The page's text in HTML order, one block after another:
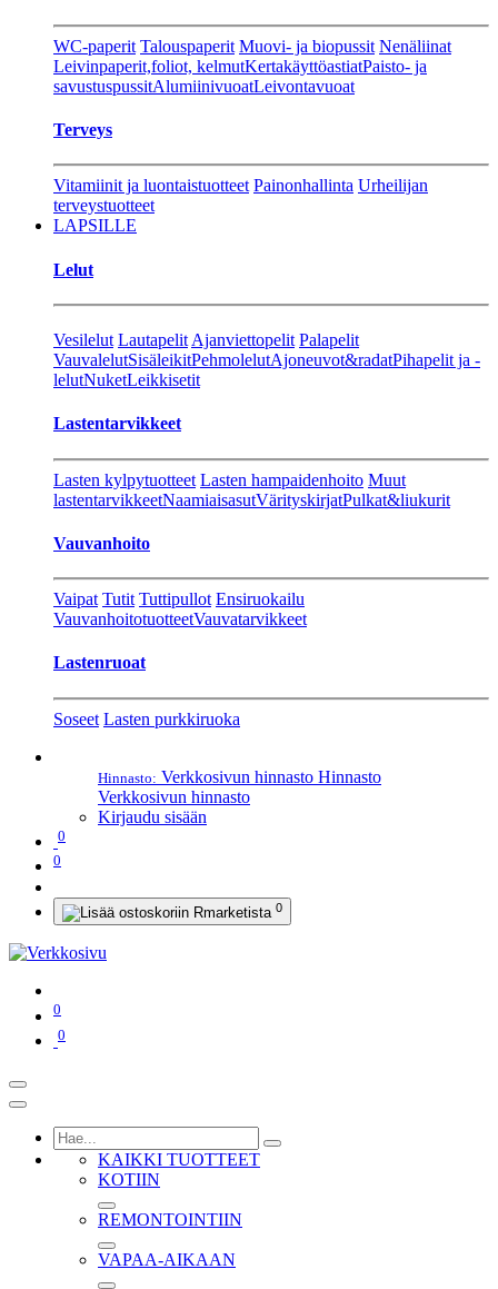
WC-paperit Talouspaperit Muovi- ja biopussit Nenäliinat
Leivinpaperit,foliot, kelmutKertakäyttöastiatPaisto- ja
savustuspussitAlumiinivuoatLeivontavuoat
Terveys
Vitamiinit ja luontaistuotteet Painonhallinta Urheilijan
terveystuotteet
LAPSILLE
Lelut
Vesilelut Lautapelit Ajanviettopelit Palapelit
VauvalelutSisäleikitPehmolelutAjoneuvot&radatPihapelit ja -
lelutNuketLeikkisetit
Lastentarvikkeet
Lasten kylpytuotteet Lasten hampaidenhoito Muut
lastentarvikkeetNaamiaisasutVärityskirjatPulkat&liukurit
Vauvanhoito
Vaipat Tutit Tuttipullot Ensiruokailu
VauvanhoitotuotteetVauvatarvikkeet
Lastenruoat
Soseet Lasten purkkiruoka
Hinnasto: Verkkosivun hinnasto Hinnasto
Verkkosivun hinnasto
Kirjaudu sisään
0
0
0
0
0
KAIKKI TUOTTEET
KOTIIN
REMONTOINTIIN
VAPAA-AIKAAN